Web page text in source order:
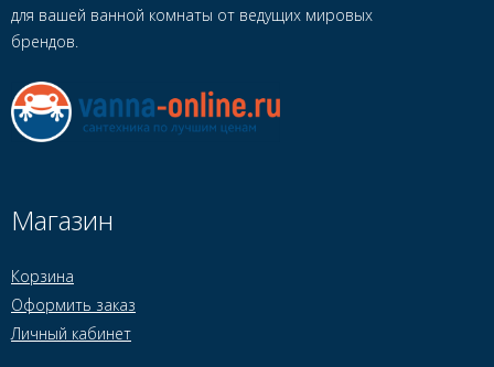
для вашей ванной комнаты от ведущих мировых
брендов.
Магазин
Корзина
Оформить заказ
Личный кабинет